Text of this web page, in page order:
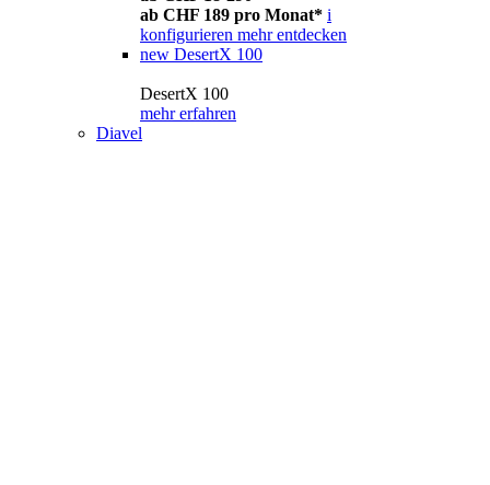
ab CHF 189 pro Monat* i
konfigurieren mehr entdecken
new DesertX 100
DesertX 100
mehr erfahren
Diavel